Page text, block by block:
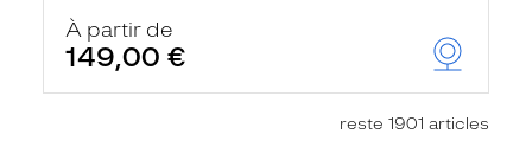
À partir de
149,00 €
reste 1901 articles